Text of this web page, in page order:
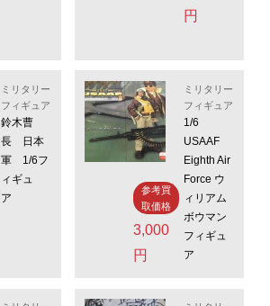
円
ミリタリー
フィギュア
鈴木曹
長 日本
軍 1/6フ
ィギュ
ア
ミリタリー
フィギュア
1/6
USAAF
Eighth Air
Force ウ
ィリアム
ボウマン
フィギュ
ア
参考買
取価格
3,000
円